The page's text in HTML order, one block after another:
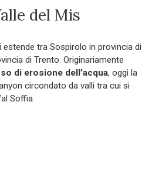
del Mis
tra Sospirolo in provincia di
di Trento. Originariamente
di erosione dell’acqua, oggi la
circondato da valli tra cui si
Soffia.